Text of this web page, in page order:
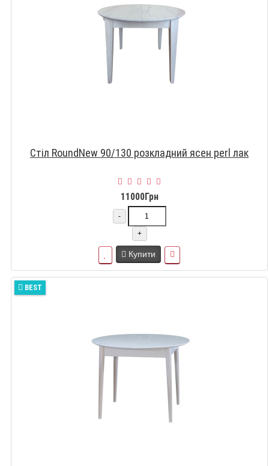
Стіл RoundNew 90/130 розкладний ясен perl лак
11000Грн
-
+
Купити
BEST